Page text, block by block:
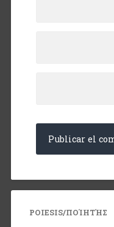
POIESIS/ΠΟΊΗΤΉΣ